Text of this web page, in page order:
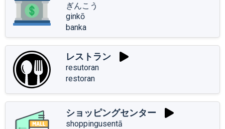
ぎんこう
ginkō
banka
レストラン
resutoran
restoran
ショッピングセンター
shoppingusentā